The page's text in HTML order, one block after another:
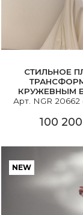
СТИЛЬНОЕ
КРУЖЕВНЫМ
Арт. NGR
100
NEW